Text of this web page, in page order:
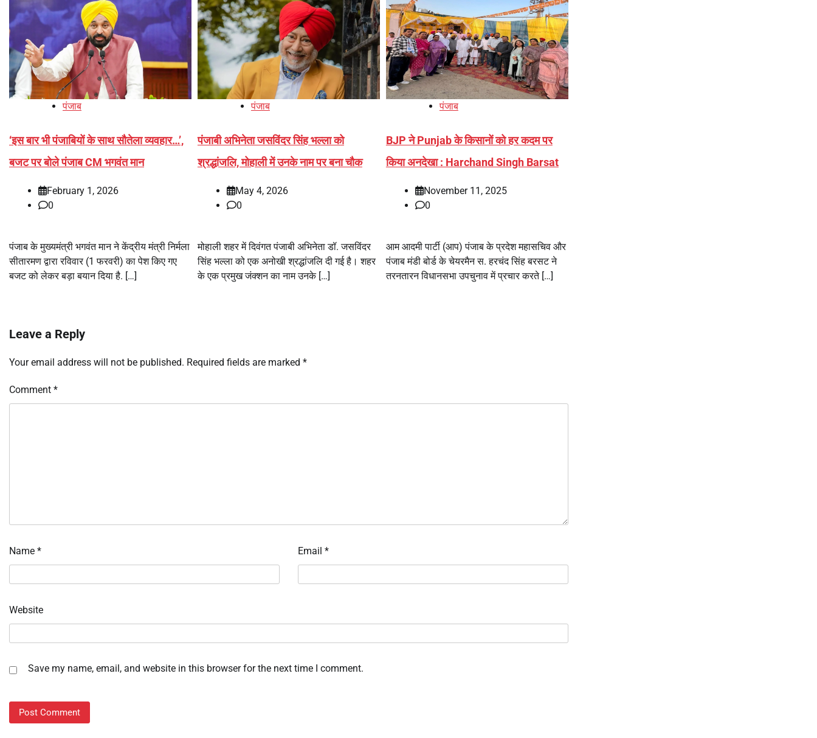
पंजाब
‘इस बार भी पंजाबियों के साथ सौतेला व्यवहार…’,
बजट पर बोले पंजाब CM भगवंत मान
February 1, 2026
0
पंजाब के मुख्यमंत्री भगवंत मान ने केंद्रीय मंत्री निर्मला
सीतारमण द्वारा रविवार (1 फरवरी) का पेश किए गए
बजट को लेकर बड़ा बयान दिया है. […]
पंजाब
पंजाबी अभिनेता जसविंदर सिंह भल्ला को
श्रद्धांजलि, मोहाली में उनके नाम पर बना चौक
May 4, 2026
0
मोहाली शहर में दिवंगत पंजाबी अभिनेता डॉ. जसविंदर
सिंह भल्ला को एक अनोखी श्रद्धांजलि दी गई है। शहर
के एक प्रमुख जंक्शन का नाम उनके […]
पंजाब
BJP ने Punjab के किसानों को हर कदम पर
किया अनदेखा : Harchand Singh Barsat
November 11, 2025
0
आम आदमी पार्टी (आप) पंजाब के प्रदेश महासचिव और
पंजाब मंडी बोर्ड के चेयरमैन स. हरचंद सिंह बरसट ने
तरनतारन विधानसभा उपचुनाव में प्रचार करते […]
Leave a Reply
Your email address will not be published. Required fields are marked *
Comment *
Name * Email *
Website
Save my name, email, and website in this browser for the next time I comment.